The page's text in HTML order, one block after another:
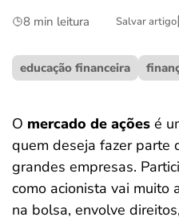
últimas notícias
ferramentas
8 min leitura Salvar artigo
educação financeira
O mercado de ações é
quem deseja fazer parte
grandes empresas.
como acionista vai muito
na bolsa, envolve